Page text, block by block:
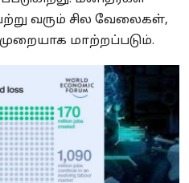
வரும் சில வேலைகள்,
மாற்றப்படும்.